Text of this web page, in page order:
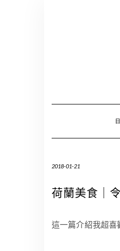
2018-01-21
荷蘭美食｜
這一篇介紹我超喜